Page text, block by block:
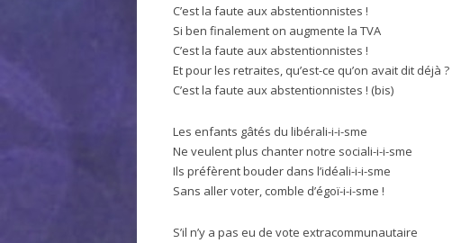
C’est la faute aux abstentionnistes !
Si ben finalement on augmente la TVA
C’est la faute aux abstentionnistes !
Et pour les retraites, qu’est-ce qu’on avait dit déjà ?
C’est la faute aux abstentionnistes ! (bis)
Les enfants gâtés du libérali-i-i-sme
Ne veulent plus chanter notre sociali-i-i-sme
Ils préfèrent bouder dans l’idéali-i-i-sme
Sans aller voter, comble d’égoï-i-i-sme !
S’il n’y a pas eu de vote extracommunautaire